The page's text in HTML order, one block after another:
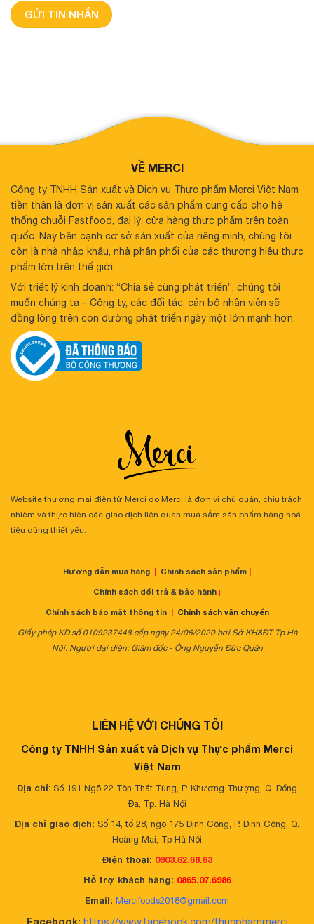
VỀ MERCI
Công ty TNHH Sản xuất và Dịch vụ Thực phẩm Merci Việt Nam
tiền thân là đơn vị sản xuất các sản phẩm cung cấp cho hệ
thống chuỗi Fastfood, đại lý, cửa hàng thực phẩm trên toàn
quốc. Nay bên cạnh cơ sở sản xuất của riêng mình, chúng tôi
còn là nhà nhập khẩu, nhà phân phối của các thương hiệu thực
phẩm lớn trên thế giới.
Với triết lý kinh doanh: “Chia sẻ cùng phát triển”, chúng tôi
muốn chúng ta – Công ty, các đối tác, cán bộ nhân viên sẽ
đồng lòng trên con đường phát triển ngày một lớn mạnh hơn.
Website thương mại điện tử Merci do Merci là đơn vị chủ quản, chịu trách
nhiệm và thực hiện các giao dịch liên quan mua sắm sản phẩm hàng hoá
tiêu dùng thiết yếu.
Hướng dẫn mua hàng | Chính sách sản phẩm |
Chính sách đổi trả & bảo hành |
Chính sách bảo mật thông tin| Chính sách vận chuyển
Giấy phép KD số 0109237448 cấp ngày 24/06/2020 bởi Sở KH&ĐT Tp Hà
Nội. Người đại diện: Giám đốc - Ông Nguyễn Đức Quân
LIÊN HỆ VỚI CHÚNG TÔI
Công ty TNHH Sản xuất và Dịch vụ Thực phẩm Merci
Việt Nam
Địa chỉ: Số 191 Ngõ 22 Tôn Thất Tùng, P. Khương Thượng, Q. Đống
Đa, Tp. Hà Nội
Địa chỉ giao dịch: Số 14, tổ 28, ngõ 175 Định Công, P. Định Công, Q.
Hoàng Mai, Tp Hà Nội
Điện thoại: 0903.62.68.63
Hỗ trợ khách hàng: 0865.07.6986
Email: Mercifoods2018@gmail.com
Facebook: https://www.facebook.com/thucphammerci